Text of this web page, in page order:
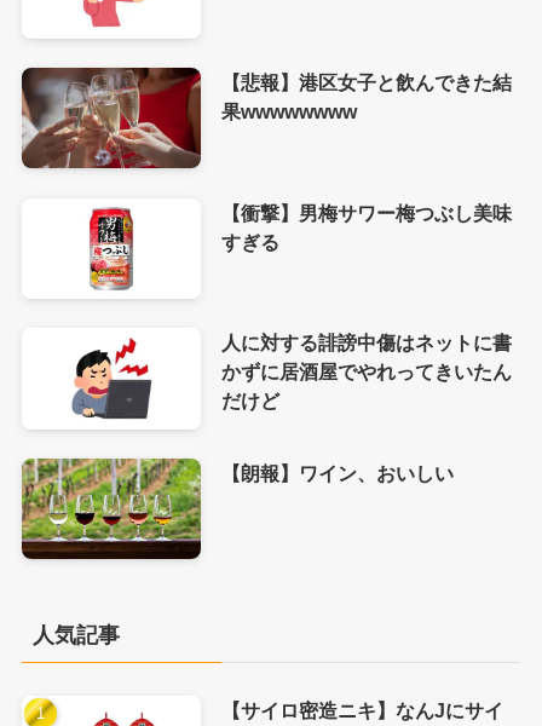
【悲報】港区女子と飲んできた結
果wwwwwwww
【衝撃】男梅サワー梅つぶし美味
すぎる
人に対する誹謗中傷はネットに書
かずに居酒屋でやれってきいたん
だけど
【朗報】ワイン、おいしい
人気記事
【サイロ密造ニキ】なんJにサイ